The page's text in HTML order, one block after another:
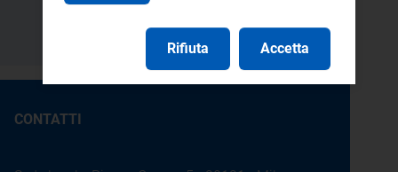
DMRT
CONTATTI
Rifiuta Accetta